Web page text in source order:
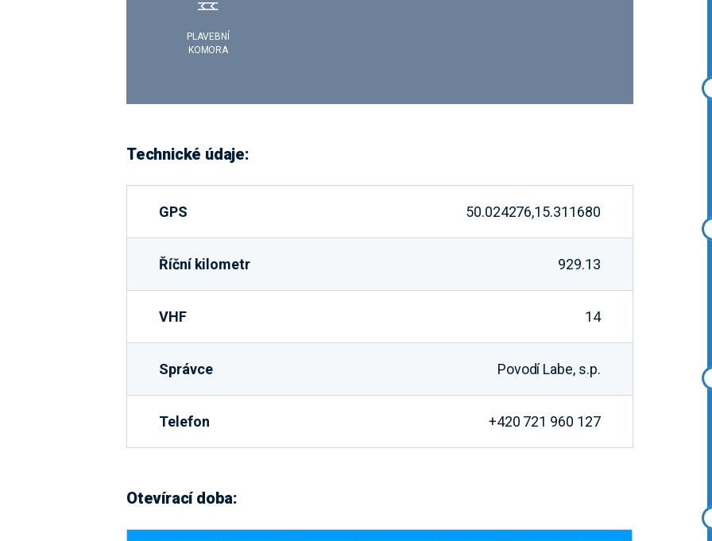
PLAVEBNÍ
KOMORA
Technické údaje:
GPS 50.024276,15.311680
Říční kilometr 929.13
VHF 14
Správce Povodí Labe, s.p.
Telefon +420 721 960 127
Otevírací doba: